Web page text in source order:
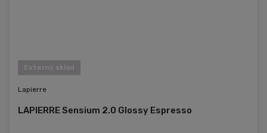
Externý sklad
Lapierre
LAPIERRE Sensium 2.0 Glossy Espresso